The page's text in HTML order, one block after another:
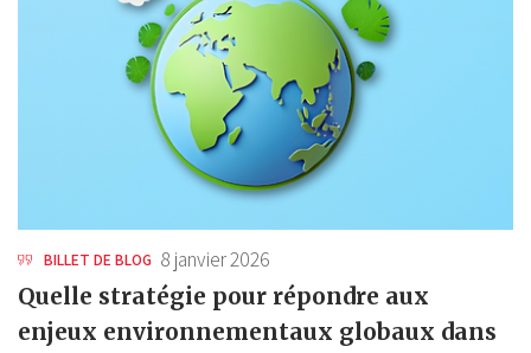
BILLET DE BLOG 8 janvier 2026
Quelle stratégie pour répondre aux
enjeux environnementaux globaux dans